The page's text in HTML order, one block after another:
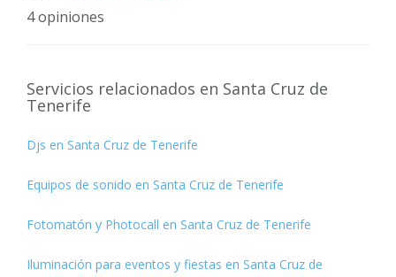
4 opiniones
Servicios relacionados en Santa Cruz de
Tenerife
Djs en Santa Cruz de Tenerife
Equipos de sonido en Santa Cruz de Tenerife
Fotomatón y Photocall en Santa Cruz de Tenerife
Iluminación para eventos y fiestas en Santa Cruz de